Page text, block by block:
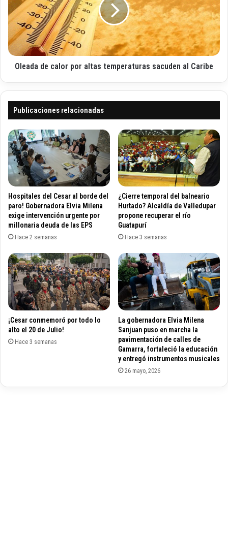
n
i
o
d
i
s
r
d
d
o
s
e
n
V
a
l
l
e
u
p
a
r
a
d
a
e
c
o
a
t
a
s
t
e
m
p
e
a
t
u
r
s
s
a
c
n
Oleada de calor por altas temperaturas sacuden al Caribe
Publicaciones relacionadas
Hospitales del Cesar al borde del
paro! Gobernadora Elvia Milena
exige intervención urgente por
millonaria deuda de las EPS
Hace 2 semanas
¿Cierre temporal del balneario
Hurtado? Alcaldía de Valledupar
propone recuperar el río
Guatapurí
Hace 3 semanas
¡Cesar conmemoró por todo lo
alto el 20 de Julio!
Hace 3 semanas
La gobernadora Elvia Milena
Sanjuan puso en marcha la
pavimentación de calles de
Gamarra, fortaleció la educación
y entregó instrumentos musicales
26 mayo, 2026